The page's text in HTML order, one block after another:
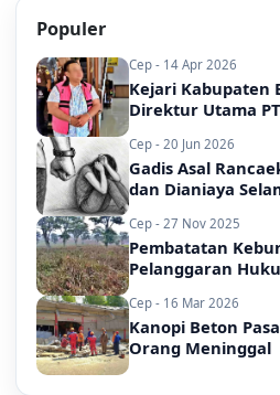
Populer
Cep - 14 Apr 2026
Kejari Kabupaten
Direktur Utama
Cep - 20 Jun 2026
Gadis Asal
dan Dianiaya
Cep - 27 Nov 2025
Pembatatan
Pelanggaran
Cep - 16 Mar 2026
Kanopi Beton
Orang Meninggal